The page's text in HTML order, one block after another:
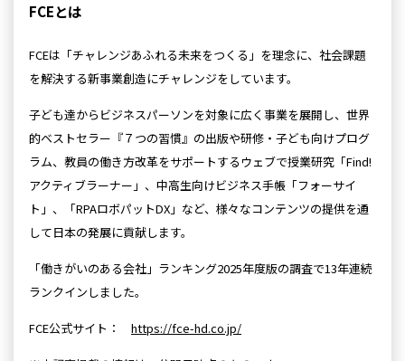
FCEとは
FCEは「チャレンジあふれる未来をつくる」を理念に、社会課題
を解決する新事業創造にチャレンジをしています。
子ども達からビジネスパーソンを対象に広く事業を展開し、世界
的ベストセラー『７つの習慣』の出版や研修・子ども向けプログ
ラム、教員の働き方改革をサポートするウェブで授業研究「Find!
アクティブラーナー」、中高生向けビジネス手帳「フォーサイ
ト」、「RPAロボパットDX」など、様々なコンテンツの提供を通
して日本の発展に貢献します。
「働きがいのある会社」ランキング2025年度版の調査で13年連続
ランクインしました。
FCE公式サイト： https://fce-hd.co.jp/